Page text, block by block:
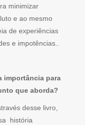
minimizar
e ao mesmo
de experiências
e impotências..
importância para
que aborda?
desse livro,
história